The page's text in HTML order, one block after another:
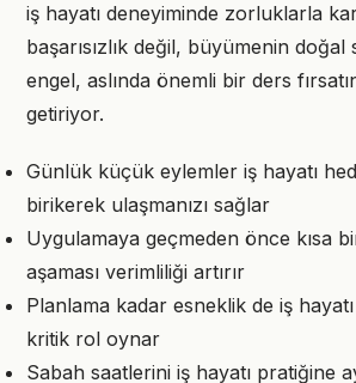
iş hayatı deneyiminde zorluklarla
başarısızlık değil, büyümenin doğal
engel, aslında önemli bir ders
getiriyor.
Günlük küçük eylemler iş hayatı
birikerek ulaşmanızı sağlar
Uygulamaya geçmeden önce kısa
aşaması verimliliği artırır
Planlama kadar esneklik de iş hayatı
kritik rol oynar
Sabah saatlerini iş hayatı pratiğine